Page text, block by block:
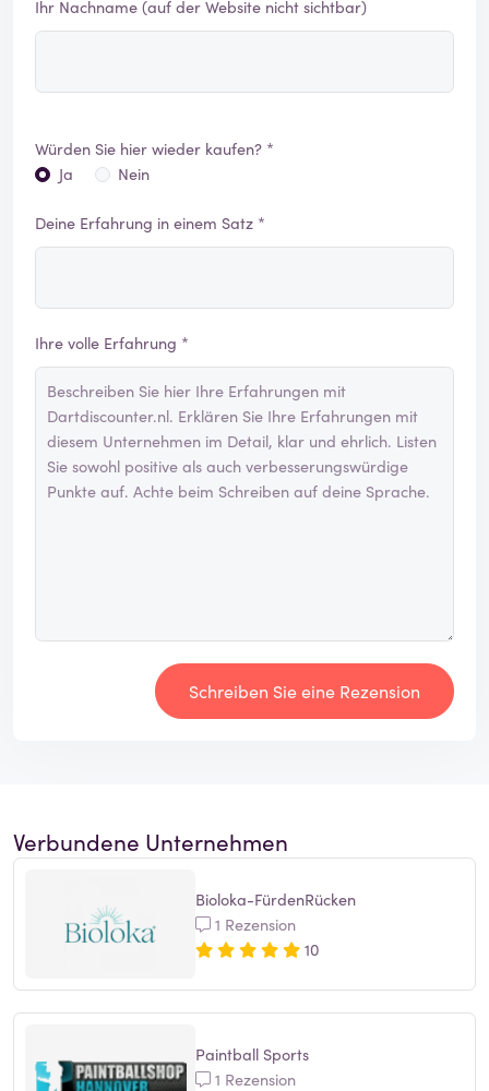
Ihr Nachname (auf der Website nicht sichtbar)
Würden Sie hier wieder kaufen? *
Ja
Nein
Deine Erfahrung in einem Satz *
Ihre volle Erfahrung *
Schreiben Sie eine Rezension
Verbundene Unternehmen
Bioloka-FürdenRücken
1 Rezension
10
Paintball Sports
1 Rezension